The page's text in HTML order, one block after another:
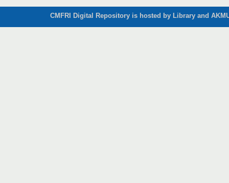
CMFRI Digital Repository is hosted by Library and